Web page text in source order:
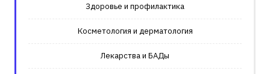
Здоровье и профилактика
Косметология и дерматология
Лекарства и БАДы